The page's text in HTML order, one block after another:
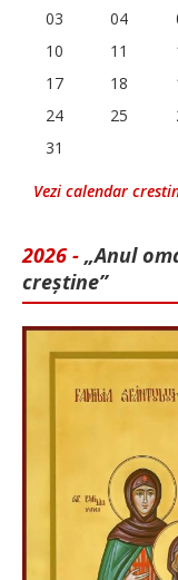
03
04
10
11
17
18
24
25
31
Vezi calendar
2026 - „Anul
creștine”